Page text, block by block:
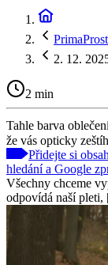
2. 12.
2 min
Tahle barva
že vás opticky
Přidejte si
hledání a Google
Všechny chceme
odpovídá naší